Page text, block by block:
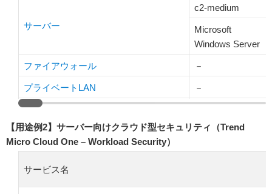
サーバー
c2-medium
Microsoft
Windows Server
ファイアウォール －
プライベートLAN －
【用途例2】サーバー向けクラウド型セキュリティ（Trend
Micro Cloud One – Workload Security）
サービス名